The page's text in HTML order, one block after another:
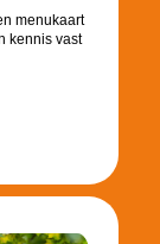
menukaart
kennis vast